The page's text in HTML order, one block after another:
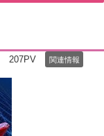
207PV 関連情報